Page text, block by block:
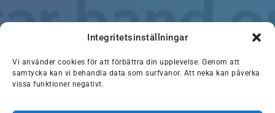
Integritetsinställningar
Vi använder cookies för att förbättra din upplevelse. Genom att
samtycka kan vi behandla data som surfvanor. Att neka kan påverka
vissa funktioner negativt.